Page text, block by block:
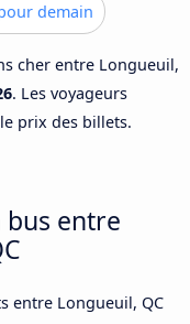
demain
cher entre Longueuil,
. Les voyageurs
prix des billets.
bus entre
entre Longueuil, QC